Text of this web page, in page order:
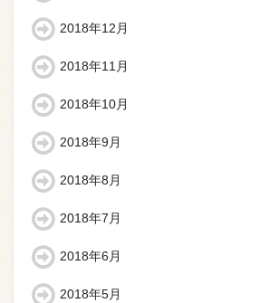
2018年12月
2018年11月
2018年10月
2018年9月
2018年8月
2018年7月
2018年6月
2018年5月